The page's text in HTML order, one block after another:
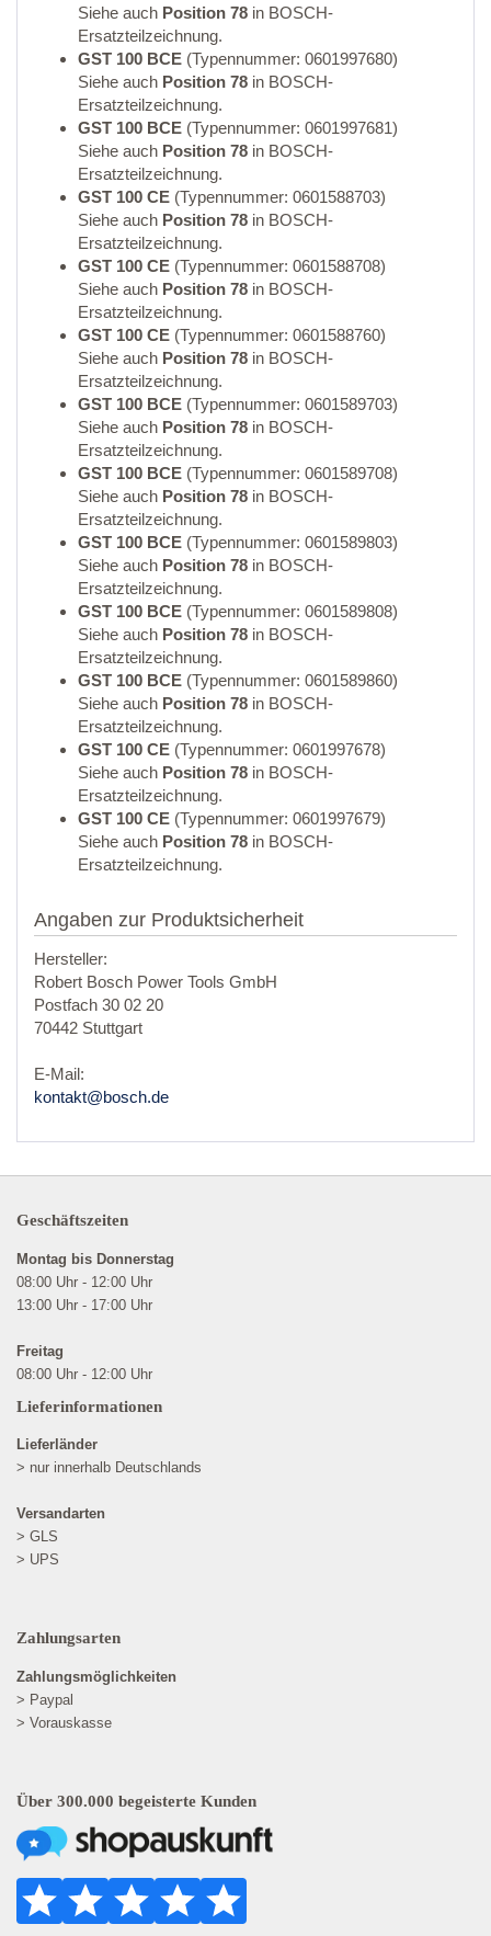
Siehe auch Position 78 in BOSCH-
Ersatzteilzeichnung.
GST 100 BCE (Typennummer: 0601997680)
Siehe auch Position 78 in BOSCH-
Ersatzteilzeichnung.
GST 100 BCE (Typennummer: 0601997681)
Siehe auch Position 78 in BOSCH-
Ersatzteilzeichnung.
GST 100 CE (Typennummer: 0601588703)
Siehe auch Position 78 in BOSCH-
Ersatzteilzeichnung.
GST 100 CE (Typennummer: 0601588708)
Siehe auch Position 78 in BOSCH-
Ersatzteilzeichnung.
GST 100 CE (Typennummer: 0601588760)
Siehe auch Position 78 in BOSCH-
Ersatzteilzeichnung.
GST 100 BCE (Typennummer: 0601589703)
Siehe auch Position 78 in BOSCH-
Ersatzteilzeichnung.
GST 100 BCE (Typennummer: 0601589708)
Siehe auch Position 78 in BOSCH-
Ersatzteilzeichnung.
GST 100 BCE (Typennummer: 0601589803)
Siehe auch Position 78 in BOSCH-
Ersatzteilzeichnung.
GST 100 BCE (Typennummer: 0601589808)
Siehe auch Position 78 in BOSCH-
Ersatzteilzeichnung.
GST 100 BCE (Typennummer: 0601589860)
Siehe auch Position 78 in BOSCH-
Ersatzteilzeichnung.
GST 100 CE (Typennummer: 0601997678)
Siehe auch Position 78 in BOSCH-
Ersatzteilzeichnung.
GST 100 CE (Typennummer: 0601997679)
Siehe auch Position 78 in BOSCH-
Ersatzteilzeichnung.
Angaben zur Produktsicherheit
Hersteller:
Robert Bosch Power Tools GmbH
Postfach 30 02 20
70442 Stuttgart
E-Mail:
kontakt@bosch.de
Geschäftszeiten
Montag bis Donnerstag
08:00 Uhr - 12:00 Uhr
13:00 Uhr - 17:00 Uhr
Freitag
08:00 Uhr - 12:00 Uhr
Lieferinformationen
Lieferländer
> nur innerhalb Deutschlands
Versandarten
> GLS
> UPS
Zahlungsarten
Zahlungsmöglichkeiten
> Paypal
> Vorauskasse
Über 300.000 begeisterte Kunden